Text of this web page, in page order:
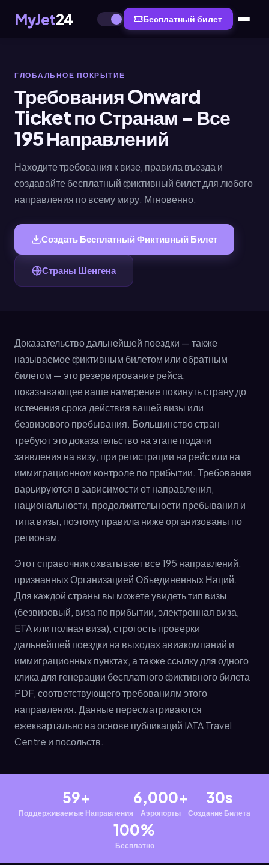
MyJet24 Бесплатный билет
ГЛОБАЛЬНОЕ ПОКРЫТИЕ
Требования Onward
Ticket по Странам – Все
195 Направлений
Находите требования к визе, правила въезда и
создавайте бесплатный фиктивный билет для любого
направления по всему миру. Мгновенно.
Создать Бесплатный Фиктивный Билет
Страны Шенгена
Доказательство дальнейшей поездки — также
называемое фиктивным билетом или обратным
билетом — это резервирование рейса,
показывающее ваше намерение покинуть страну до
истечения срока действия вашей визы или
безвизового пребывания. Большинство стран
требуют это доказательство на этапе подачи
заявления на визу, при регистрации на рейс или на
иммиграционном контроле по прибытии. Требования
варьируются в зависимости от направления,
национальности, продолжительности пребывания и
типа визы, поэтому правила ниже организованы по
регионам.
Этот справочник охватывает все 195 направлений,
признанных Организацией Объединенных Наций.
Для каждой страны вы можете увидеть тип визы
(безвизовый, виза по прибытии, электронная виза,
ETA или полная виза), строгость проверки
дальнейшей поездки на выходах авиакомпаний и
иммиграционных пунктах, а также ссылку для одного
клика для генерации бесплатного фиктивного билета
PDF, соответствующего требованиям этого
направления. Данные пересматриваются
ежеквартально на основе публикаций IATA Travel
Centre и посольств.
59+
Поддерживаемые Направления
6,000+
Аэропорты
30s
Создание Билета
100%
Бесплатно